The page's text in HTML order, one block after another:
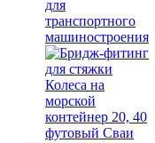
для
транспортного
машиностроения